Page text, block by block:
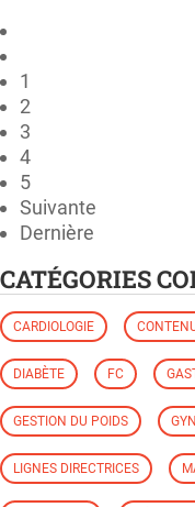
1
2
3
4
5
Suivante
Dernière
CATÉGORIES
CARDIOLOGIE
DIABÈTE FC
GESTION DU POIDS
LIGNES DIRECTRICES